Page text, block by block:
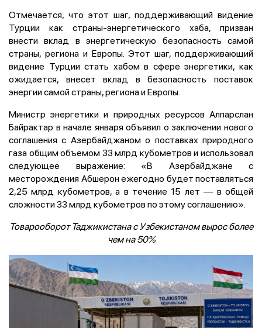
Отмечается, что этот шаг, поддерживающий видение
Турции как страны-энергетического хаба, призван
внести вклад в энергетическую безопасность самой
страны, региона и Европы. Этот шаг, поддерживающий
видение Турции стать хабом в сфере энергетики, как
ожидается, внесет вклад в безопасность поставок
энергии самой страны, региона и Европы.
Министр энергетики и природных ресурсов Алпарслан
Байрактар в начале января объявил о заключении нового
соглашения с Азербайджаном о поставках природного
газа общим объемом 33 млрд кубометров и использовал
следующее выражение: «В Азербайджане с
месторождения Абшерон ежегодно будет поставляться
2,25 млрд кубометров, а в течение 15 лет — в общей
сложности 33 млрд кубометров по этому соглашению».
Товарооборот Таджикистана с Узбекистаном вырос более
чем на 50%